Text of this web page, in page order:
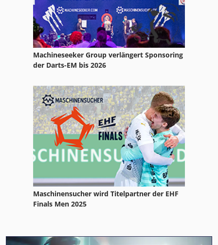
Machineseeker Group verlängert Sponsoring
der Darts-EM bis 2026
Maschinensucher wird Titelpartner der EHF
Finals Men 2025